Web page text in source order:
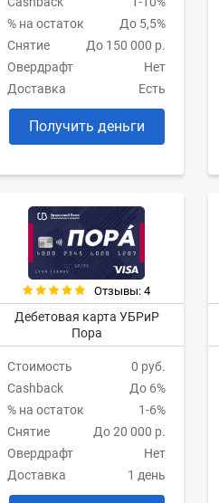
% на остаток
До 5,5%
Снятие
До 150 000 р.
Овердрафт
Нет
Доставка
Есть
Получить деньги
Отзывы: 4
Дебетовая карта УБРиР
Пора
Стоимость
0 руб.
Cashback
До 6%
% на остаток
1-6%
Снятие
До 20 000 р.
Овердрафт
Нет
Доставка
1 день